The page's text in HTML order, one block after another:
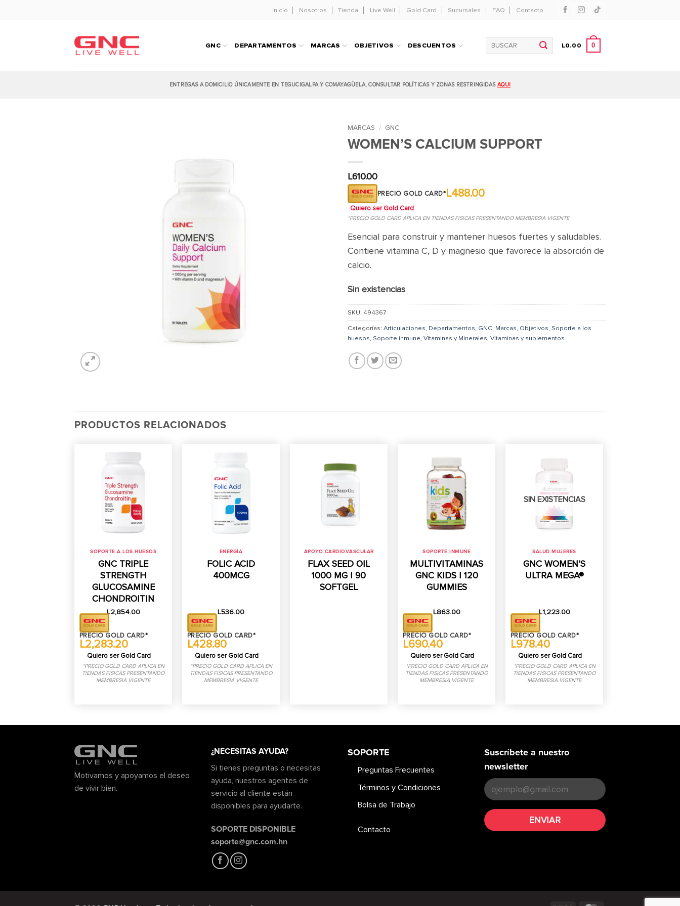
Inicio Nosotros Tienda Live Well Gold Card Sucursales FAQ Contacto
GNC DEPARTAMENTOS MARCAS OBJETIVOS DESCUENTOS
Buscar
L0.00 0
ENTREGAS A DOMICILIO ÚNICAMENTE EN TEGUCIGALPA Y COMAYAGÜELA, CONSULTAR POLÍTICAS Y ZONAS RESTRINGIDAS AQUI
MARCAS / GNC
WOMEN’S CALCIUM SUPPORT
L610.00
PRECIO GOLD CARD*L488.00
Quiero ser Gold Card
*PRECIO GOLD CARD APLICA EN TIENDAS FISICAS PRESENTANDO MEMBRESIA VIGENTE
Esencial para construir y mantener huesos fuertes y saludables.
Contiene vitamina C, D y magnesio que favorece la absorción de
calcio.
Sin existencias
SKU: 494367
Categorías: Articulaciones, Departamentos, GNC, Marcas, Objetivos, Soporte a los
huesos, Soporte inmune, Vitaminas y Minerales, Vitaminas y suplementos
PRODUCTOS RELACIONADOS
SOPORTE A LOS HUESOS
GNC TRIPLE
STRENGTH
GLUCOSAMINE
CHONDROITIN
L2,854.00
PRECIO GOLD CARD*
L2,283.20
Quiero ser Gold Card
*PRECIO GOLD CARD APLICA EN
TIENDAS FISICAS PRESENTANDO
MEMBRESIA VIGENTE
ENERGÍA
FOLIC ACID
400MCG
L536.00
PRECIO GOLD CARD*
L428.80
Quiero ser Gold Card
*PRECIO GOLD CARD APLICA EN
TIENDAS FISICAS PRESENTANDO
MEMBRESIA VIGENTE
APOYO CARDIOVASCULAR
FLAX SEED OIL
1000 MG | 90
SOFTGEL
SOPORTE INMUNE
MULTIVITAMINAS
GNC KIDS | 120
GUMMIES
L863.00
PRECIO GOLD CARD*
L690.40
Quiero ser Gold Card
*PRECIO GOLD CARD APLICA EN
TIENDAS FISICAS PRESENTANDO
MEMBRESIA VIGENTE
SIN EXISTENCIAS
SALUD MUJERES
GNC WOMEN’S
ULTRA MEGA®
L1,223.00
PRECIO GOLD CARD*
L978.40
Quiero ser Gold Card
*PRECIO GOLD CARD APLICA EN
TIENDAS FISICAS PRESENTANDO
MEMBRESIA VIGENTE
Motivamos y apoyamos el deseo
de vivir bien.
¿NECESITAS AYUDA?
Si tienes preguntas o necesitas
ayuda, nuestros agentes de
servicio al cliente están
disponibles para ayudarte.
SOPORTE DISPONIBLE
soporte@gnc.com.hn
SOPORTE
Preguntas Frecuentes
Términos y Condiciones
Bolsa de Trabajo
Contacto
Suscríbete a nuestro
newsletter